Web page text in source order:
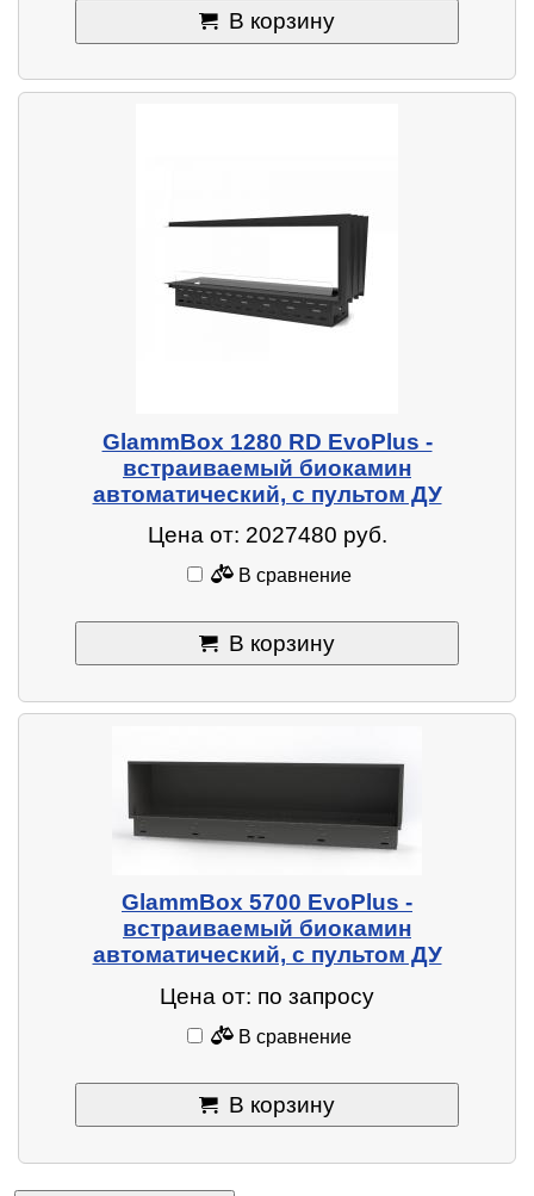
В корзину
GlammBox 1280 RD EvoPlus -
встраиваемый биокамин
автоматический, с пультом ДУ
Цена от: 2027480 руб.
В сравнение
В корзину
GlammBox 5700 EvoPlus -
встраиваемый биокамин
автоматический, с пультом ДУ
Цена от: по запросу
В сравнение
В корзину